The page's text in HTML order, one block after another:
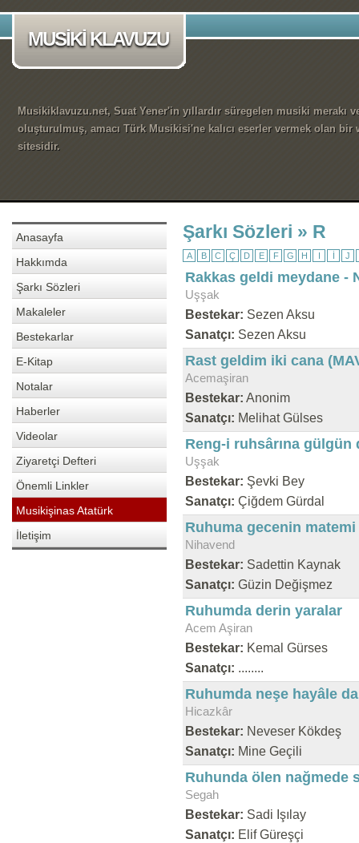
MUSİKİ KLAVUZU
Musikiklavuzu.net, Suat Yener'in yıllardır süregelen musiki merakı
oluşturulmuş, amacı Türk Musikisi'ne kalıcı eserler vermek olan bir
sitesidir.
Anasayfa
Hakkımda
Şarkı Sözleri
Makaleler
Bestekarlar
E-Kitap
Notalar
Haberler
Videolar
Ziyaretçi Defteri
Önemli Linkler
Musikişinas Atatürk
İletişim
Şarkı Sözleri » R
A B C Ç D E F G H I İ J
Rakkas geldi meydane -
Uşşak
Bestekar: Sezen Aksu
Sanatçı: Sezen Aksu
Rast geldim iki cana
Acemaşiran
Bestekar: Anonim
Sanatçı: Melihat Gülses
Reng-i ruhsârına gülgün
Uşşak
Bestekar: Şevki Bey
Sanatçı: Çiğdem Gürdal
Ruhuma gecenin matemi
Nihavend
Bestekar: Sadettin Kaynak
Sanatçı: Güzin Değişmez
Ruhumda derin yaralar
Acem Aşiran
Bestekar: Kemal Gürses
Sanatçı: ........
Ruhumda neşe hayâle
Hicazkâr
Bestekar: Neveser Kökdeş
Sanatçı: Mine Geçili
Ruhunda ölen nağmede
Segah
Bestekar: Sadi Işılay
Sanatçı: Elif Güreşçi